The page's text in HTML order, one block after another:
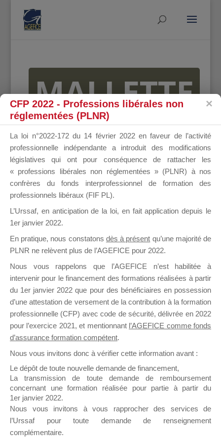
MALLETTE
DU
DIRIGEANT
Ce groupe est destiné aux Organismes de
Formation qui souhaitent répondre à l’Appel à
Propositions Mallette du Dirigeant.
sur lequel il est possible de laisser un message
ou poser une question.
NB : Il est nécessaire d’êtreinscrit(e)pour
pouvoir rejoindre ce groupe
CFP 2022 - Professions libérales non
réglementées (PLNR)
La loi n°2022-172 du 14 février 2022 en faveur de l’activité
professionnelle indépendante a introduit des modifications
législatives qui ont pour conséquence de rattacher les
« professions libérales non réglementées » (PLNR) à nos
confrères du fonds interprofessionnel de formation des
professionnels libéraux (FIF PL).
L’Urssaf, en anticipation de la loi, en fait application depuis le
1er janvier 2022.
En pratique, nous constatons dès à présent qu’une majorité de
PLNR ne relèvent plus de l’AGEFICE pour 2022.
Nous vous rappelons que l’AGEFICE n’est habilitée à
intervenir pour le financement des formations réalisées à partir
du 1er janvier 2022 que pour des bénéficiaires en possession
d’une attestation de versement de la contribution à la formation
professionnelle (CFP) avec code de sécurité, délivrée en 2022
pour l’exercice 2021, et mentionnant l’AGEFICE comme fonds
d’assurance formation compétent.
Nous vous invitons donc à vérifier cette information avant :
Le dépôt de toute nouvelle demande de financement,
La transmission de toute demande de remboursement
concernant une formation réalisée pour partie à partir du
1er janvier 2022.
Nous vous invitons à vous rapprocher des services de
l’Urssaf pour toute demande de renseignement
complémentaire.